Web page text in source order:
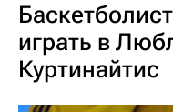
играть в
Куртинайтис